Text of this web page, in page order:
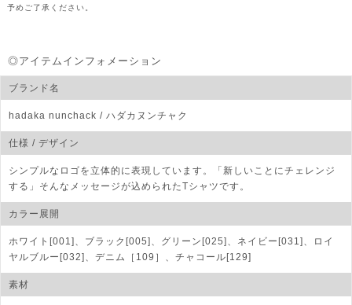
予めご了承ください。
◎アイテムインフォメーション
ブランド名
hadaka nunchack / ハダカヌンチャク
仕様 / デザイン
シンプルなロゴを立体的に表現しています。「新しいことにチェレンジ
する」そんなメッセージが込められたTシャツです。
カラー展開
ホワイト[001]、ブラック[005]、グリーン[025]、ネイビー[031]、ロイ
ヤルブルー[032]、デニム［109］、チャコール[129]
素材